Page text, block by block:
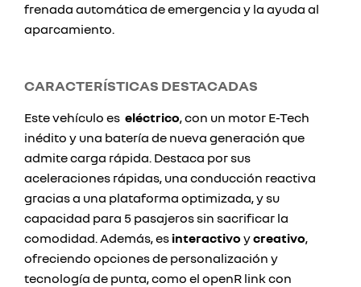
frenada automática de emergencia y la ayuda al
aparcamiento.
CARACTERÍSTICAS DESTACADAS
Este vehículo es eléctrico, con un motor E-Tech
inédito y una batería de nueva generación que
admite carga rápida. Destaca por sus
aceleraciones rápidas, una conducción reactiva
gracias a una plataforma optimizada, y su
capacidad para 5 pasajeros sin sacrificar la
comodidad. Además, es interactivo ycreativo,
ofreciendo opciones de personalización y
tecnología de punta, como el openR link con